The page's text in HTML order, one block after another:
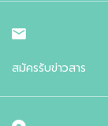
สมัครรับข่าวสาร